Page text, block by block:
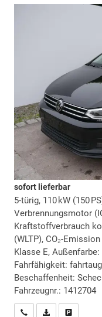
sofort lieferbar
5-türig, 110 kW (150
Verbrennungsmotor
Kraftstoffverbrauch
(WLTP), CO₂-
Klasse E,
Fahrfähigkeit:
Beschaffenheit:
Fahrzeugnr.: 1412704
Wir rufen Sie an
PDF-Datei,